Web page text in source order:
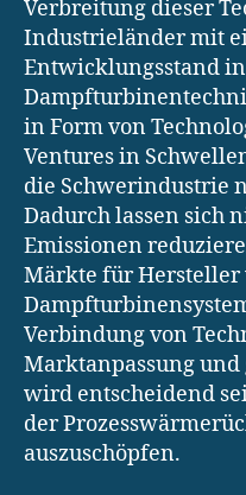
Verbreitung dieser
Industrieländer mit
Entwicklungsstand
in Form von
Ventures in
die Schwerindustrie
Dadurch lassen sich
Emissionen
Märkte für Hersteller
Verbindung von
Marktanpassung
wird entscheidend
der
auszuschöpfen.